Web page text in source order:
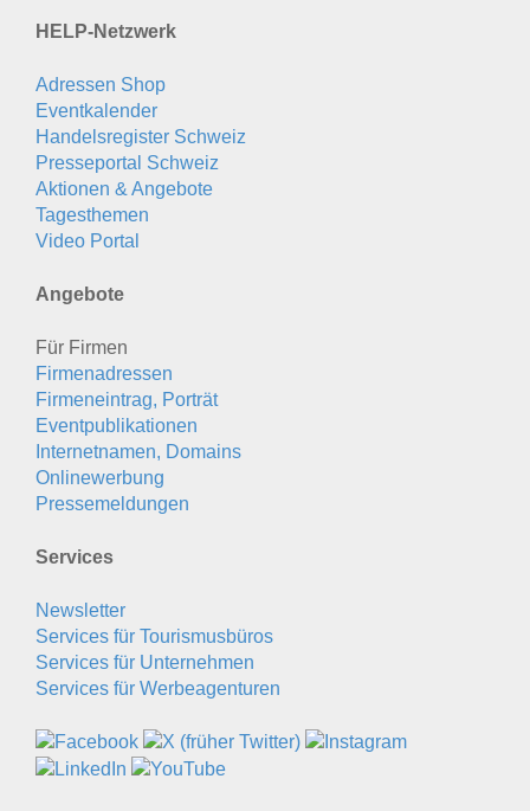
HELP-Netzwerk
Adressen Shop
Eventkalender
Handelsregister Schweiz
Presseportal Schweiz
Aktionen & Angebote
Tagesthemen
Video Portal
Angebote
Für Firmen
Firmenadressen
Firmeneintrag, Porträt
Eventpublikationen
Internetnamen, Domains
Onlinewerbung
Pressemeldungen
Services
Newsletter
Services für Tourismusbüros
Services für Unternehmen
Services für Werbeagenturen